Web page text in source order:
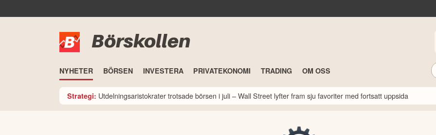
Börskollen
NYHETER BÖRSEN INVESTERA PRIVATEKONOMI TRADING OM OSS
Strategi: Utdelningsaristokrater trotsade börsen i juli – Wall Street lyfter fram sju favoriter med fortsatt uppsida